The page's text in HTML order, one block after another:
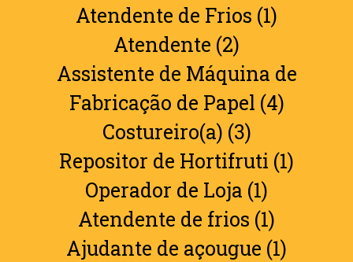
Atendente de Frios (1)
Atendente (2)
Assistente de Máquina de
Fabricação de Papel (4)
Costureiro(a) (3)
Repositor de Hortifruti (1)
Operador de Loja (1)
Atendente de frios (1)
Ajudante de açougue (1)